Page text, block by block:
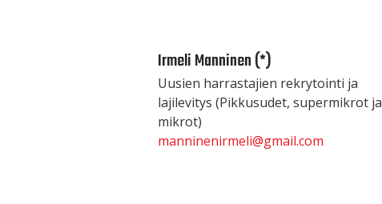
Irmeli Manninen (*)
Uusien harrastajien rekrytointi ja
lajilevitys (Pikkusudet, supermikrot ja
mikrot)
manninenirmeli@gmail.com